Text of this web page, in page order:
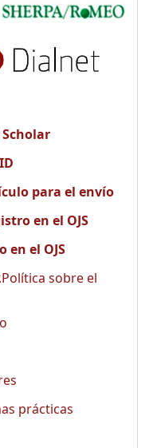
para el envío
en el OJS
el OJS
sobre el
prácticas